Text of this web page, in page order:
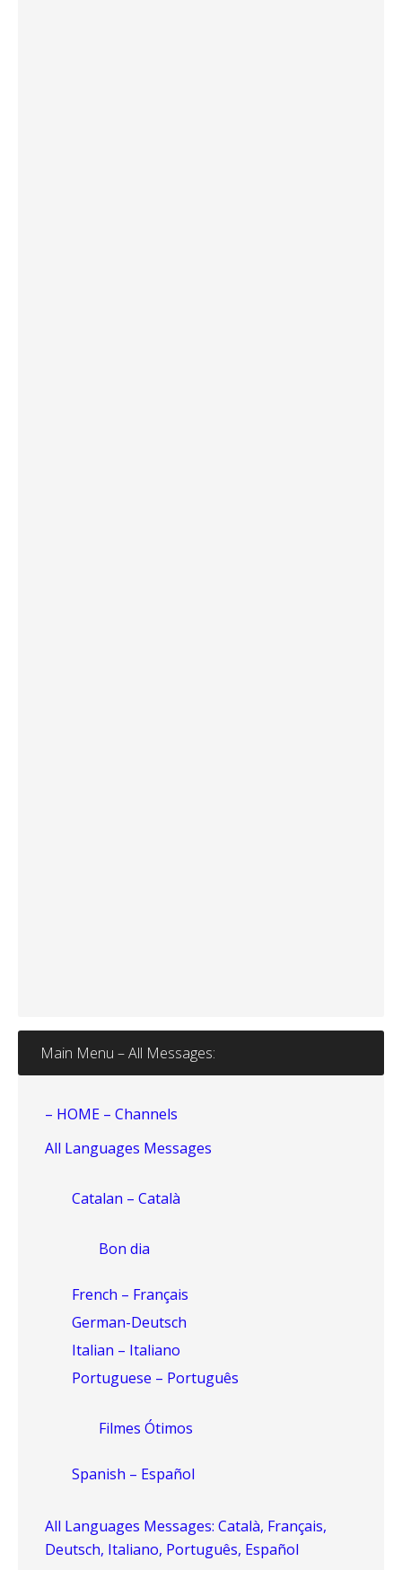
Main Menu – All Messages:
– HOME – Channels
All Languages Messages
Catalan – Català
Bon dia
French – Français
German-Deutsch
Italian – Italiano
Portuguese – Português
Filmes Ótimos
Spanish – Español
All Languages Messages: Català, Français,
Deutsch, Italiano, Português, Español